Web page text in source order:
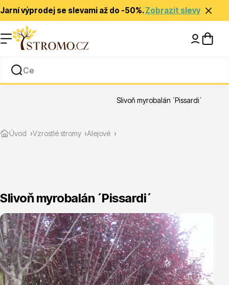
Jarní výprodej se slevami až do -50%.Zobrazit slevy
Rady a tipy
Zlevněné
Jehličnany
Úvod Vzrostlé stromy Alejové
Slivoň myrobalán ´Pissardi´
Slivoň myrobalán ´Pissardi´